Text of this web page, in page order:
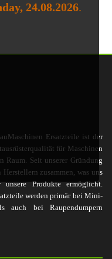
24.08.2026.
Ersatzteile ist der
für Maschinen
Raum. Seit unserer Gründung
zusammen, was uns
Produkte ermöglicht.
werden primär bei Mini-
auch bei Raupendumpern